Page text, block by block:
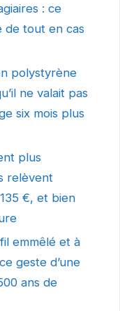
: ce
de tout en cas
polystyrène
ne valait pas
six mois plus
plus
relèvent
€, et bien
emmêlé et à
geste d’une
ans de